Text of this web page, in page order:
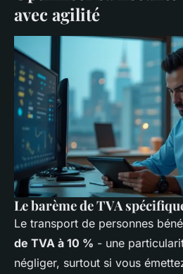
avec agilité
Le barème de TVA
Le transport de personnes
de TVA à 10 % - une
négliger, surtout si vous